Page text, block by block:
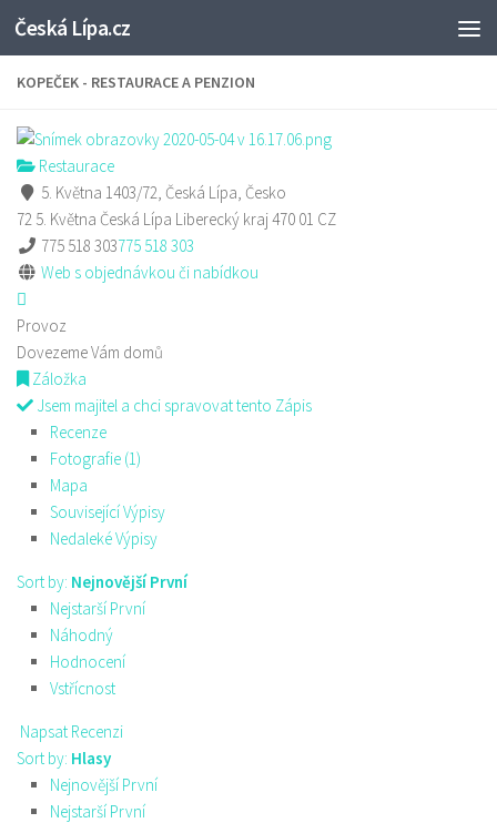
Skip to content
Česká Lípa.cz
KOPEČEK - RESTAURACE A PENZION
Restaurace
5. Května 1403/72, Česká Lípa, Česko
72 5. Května Česká Lípa Liberecký kraj470 01 CZ
775 518 303775 518 303
Web s objednávkou či nabídkou
Provoz
Dovezeme Vám domů
Záložka
Jsem majitel a chci spravovat tento Zápis
Recenze
Fotografie (1)
Mapa
Související Výpisy
Nedaleké Výpisy
Sort by: Nejnovější První
Nejstarší První
Náhodný
Hodnocení
Vstřícnost
Napsat Recenzi
Sort by: Hlasy
Nejnovější První
Nejstarší První